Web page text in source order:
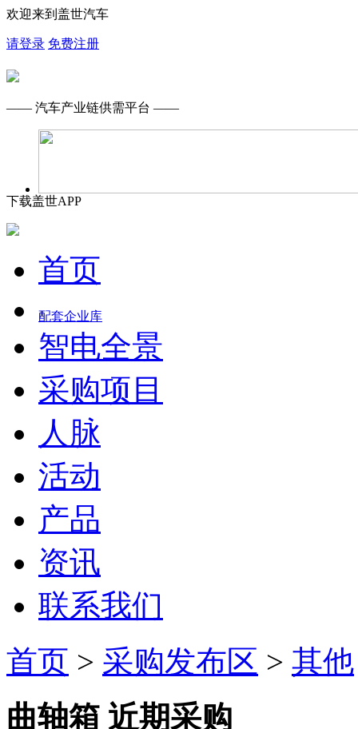
欢迎来到盖世汽车
请登录 免费注册
—— 汽车产业链供需平台 ——
下载盖世APP
首页
配套企业库
智电全景
采购项目
人脉
活动
产品
资讯
联系我们
首页 > 采购发布区 > 其他
曲轴箱 近期采购